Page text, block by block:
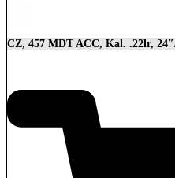
CZ, 457 MDT ACC, Kal. .22lr,